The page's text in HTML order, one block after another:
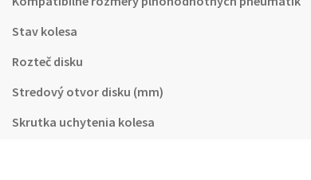
Stav kolesa
Rozteč disku
Stredový otvor disku (mm)
Skrutka uchytenia kolesa